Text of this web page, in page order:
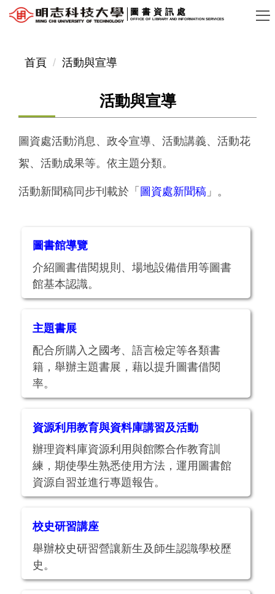
跳
圖書資訊處
OFFICE OF LIBRARY AND INFORMATION SERVICES
首頁 活動與宣導
活動與宣導
圖資處活動消息、政令宣導、活動講義、活動花
絮、活動成果等。依主題分類。
活動新聞稿同步刊載於「 圖資處新聞稿 」。
圖書館導覽
介紹圖書借閱規則、場地設備借用等圖書
館基本認識。
主題書展
配合所購入之國考、語言檢定等各類書
籍，舉辦主題書展，藉以提升圖書借閱
率。
資源利用教育與資料庫講習及活動
辦理資料庫資源利用與館際合作教育訓
練，期使學生熟悉使用方法，運用圖書館
資源自習並進行專題報告。
校史研習講座
舉辦校史研習營讓新生及師生認識學校歷
史。